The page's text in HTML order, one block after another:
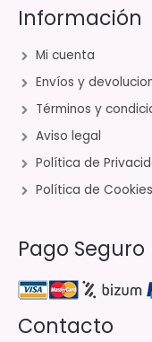
Información
Mi cuenta
Envíos y
Términos y
Aviso legal
Política de
Política de Cookies
Pago Seguro
Contacto